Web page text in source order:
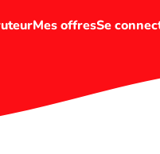
Mes offresSe